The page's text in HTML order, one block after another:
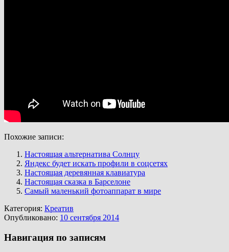
Похожие записи:
Настоящая альтернатива Солнцу
Яндекс будет искать профили в соцсетях
Настоящая деревянная клавиатура
Настоящая сказка в Барселоне
Cамый маленький фотоаппарат в мире
Категория: Креатив
Опубликовано: 10 сентября 2014
Навигация по записям